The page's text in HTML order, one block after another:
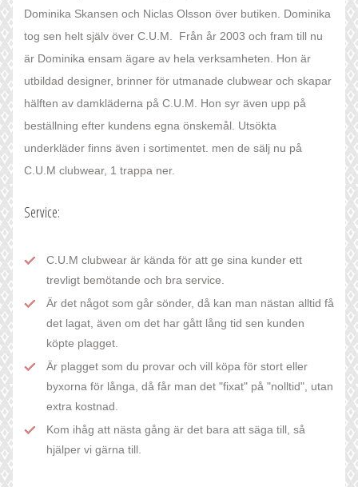
Dominika Skansen och Niclas Olsson över butiken. Dominika
tog sen helt själv över C.U.M. Från år 2003 och fram till nu
är Dominika ensam ägare av hela verksamheten. Hon är
utbildad designer, brinner för utmanade clubwear och skapar
hälften av damkläderna på C.U.M. Hon syr även upp på
beställning efter kundens egna önskemål. Utsökta
underkläder finns även i sortimentet. men de sälj nu på
C.U.M clubwear, 1 trappa ner.
Service:
C.U.M clubwear är kända för att ge sina kunder ett
trevligt bemötande och bra service.
Är det något som går sönder, då kan man nästan alltid få
det lagat, även om det har gått lång tid sen kunden
köpte plagget.
Är plagget som du provar och vill köpa för stort eller
byxorna för långa, då får man det "fixat" på "nolltid", utan
extra kostnad.
Kom ihåg att nästa gång är det bara att säga till, så
hjälper vi gärna till.